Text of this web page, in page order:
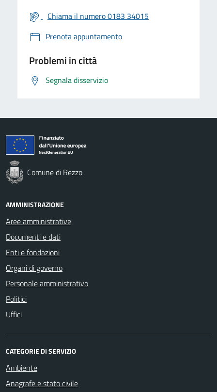
Chiama il numero 0183 34015
Prenota appuntamento
Problemi in città
Segnala disservizio
Comune di Rezzo
AMMINISTRAZIONE
Aree amministrative
Documenti e dati
Enti e fondazioni
Organi di governo
Personale amministrativo
Politici
Uffici
CATEGORIE DI SERVIZIO
Ambiente
Anagrafe e stato civile